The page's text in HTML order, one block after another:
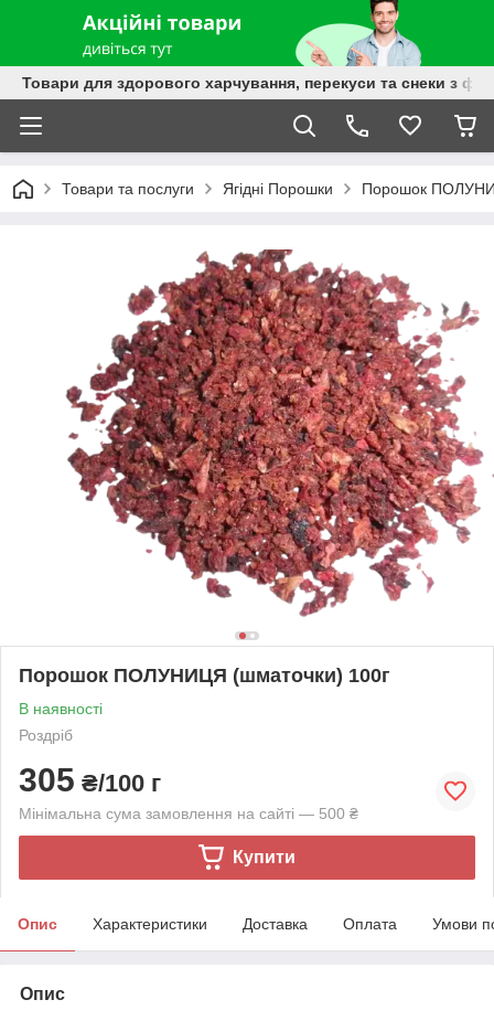
Товари для здорового харчування, перекуси та снеки з
Товари та послуги Ягідні Порошки Порошок
Порошок ПОЛУНИЦЯ (шматочки) 100г
В наявності
Роздріб
305 ₴/100 г
Мінімальна сума замовлення на сайті — 500 ₴
Купити
Опис Характеристики Доставка Оплата Умови
Опис